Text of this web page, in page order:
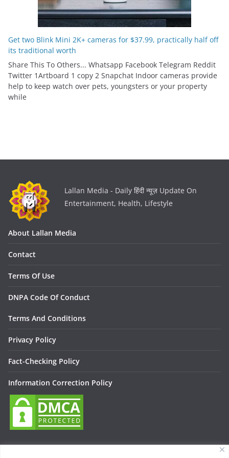
Get two Blink Mini 2K+ cameras for $37.99, practically half off
its traditional worth
Share This To Others... Whatsapp Facebook Telegram Reddit
Twitter 1Artboard 1 copy 2 Snapchat Indoor cameras provide
help to keep watch over pets, youngsters or your property
while
Lallan Media - Daily हिंदी न्यूज़ Update On
Entertainment, Health, Lifestyle
About Lallan Media
Contact
Terms Of Use
DNPA Code Of Conduct
Terms And Conditions
Privacy Policy
Fact-Checking Policy
Information Correction Policy